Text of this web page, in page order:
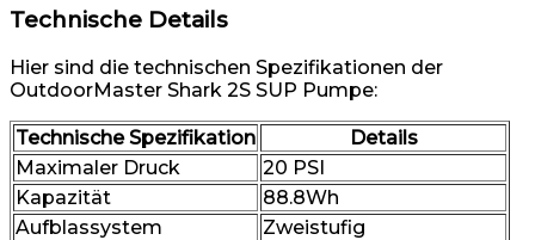
Technische Details
Hier sind die technischen Spezifikationen der
OutdoorMaster Shark 2S SUP Pumpe:
Technische Spezifikation
Details
Maximaler Druck
20 PSI
Kapazität
88.8Wh
Aufblassystem
Zweistufig